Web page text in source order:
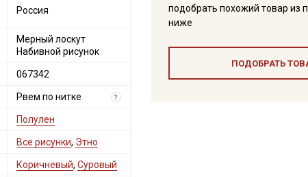
подобрать похожий товар из
ниже
ПОДОБРАТЬ
Россия
Мерный лоскут
Набивной рисунок
067342
Рвем по нитке ?
Полулен
Все рисунки, Этно
Коричневый, Суровый